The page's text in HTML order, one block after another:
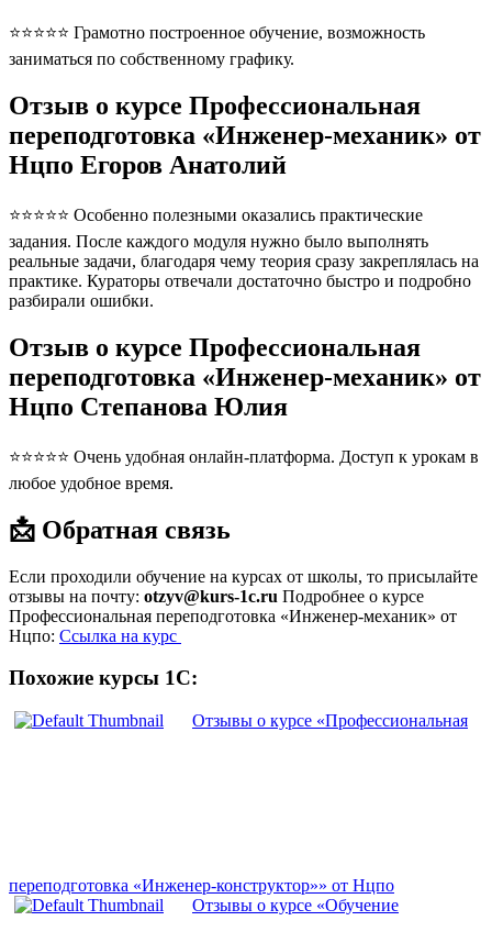
⭐⭐⭐⭐⭐ Грамотно построенное обучение, возможность
заниматься по собственному графику.
Отзыв о курсе Профессиональная
переподготовка «Инженер-механик» от
Нцпо Егоров Анатолий
⭐⭐⭐⭐⭐ Особенно полезными оказались практические
задания. После каждого модуля нужно было выполнять
реальные задачи, благодаря чему теория сразу закреплялась на
практике. Кураторы отвечали достаточно быстро и подробно
разбирали ошибки.
Отзыв о курсе Профессиональная
переподготовка «Инженер-механик» от
Нцпо Степанова Юлия
⭐⭐⭐⭐⭐ Очень удобная онлайн-платформа. Доступ к урокам в
любое удобное время.
📩 Обратная связь
Если проходили обучение на курсах от школы, то присылайте
отзывы на почту: otzyv@kurs-1c.ru Подробнее о курсе
Профессиональная переподготовка «Инженер-механик» от
Нцпо: Ссылка на курс
Похожие курсы 1С:
Отзывы о курсе «Профессиональная
переподготовка «Инженер-конструктор»» от Нцпо
Отзывы о курсе «Обучение